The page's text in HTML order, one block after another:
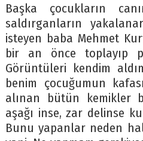
Başka çocukların
saldırganların
isteyen baba Mehmet
bir an önce toplayıp
Görüntüleri kendim
benim çocuğumun
alınan bütün kemikler
aşağı inse, zar delinse
Bunu yapanlar neden